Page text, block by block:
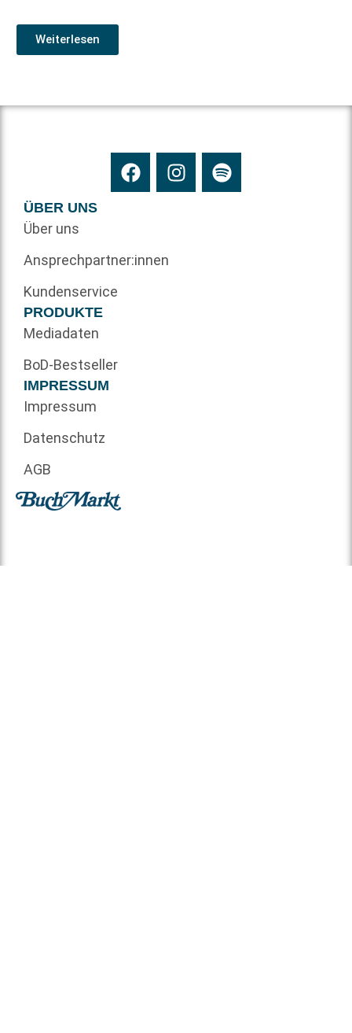
Weiterlesen
ÜBER UNS
Über uns
Ansprechpartner:innen
Kundenservice
PRODUKTE
Mediadaten
BoD-Bestseller
IMPRESSUM
Impressum
Datenschutz
AGB